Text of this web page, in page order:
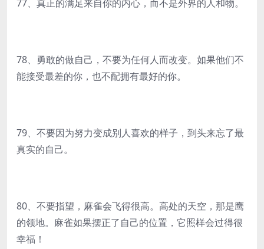
77、真正的满足来自你的内心，而不是外界的人和物。
78、勇敢的做自己，不要为任何人而改变。如果他们不
能接受最差的你，也不配拥有最好的你。
79、不要因为努力变成别人喜欢的样子，到头来忘了最
真实的自己。
80、不要指望，麻雀会飞得很高。高处的天空，那是鹰
的领地。麻雀如果摆正了自己的位置，它照样会过得很
幸福！